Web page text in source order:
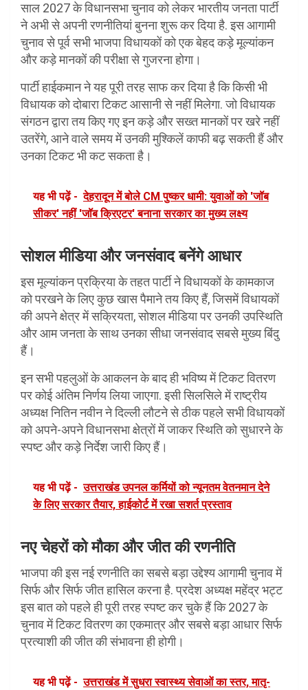
साल 2027 के विधानसभा चुनाव को लेकर भारतीय जनता पार्टी
ने अभी से अपनी रणनीतियां बुनना शुरू कर दिया है. इस आगामी
चुनाव से पूर्व सभी भाजपा विधायकों को एक बेहद कड़े मूल्यांकन
और कड़े मानकों की परीक्षा से गुजरना होगा।
पार्टी हाईकमान ने यह पूरी तरह साफ कर दिया है कि किसी भी
विधायक को दोबारा टिकट आसानी से नहीं मिलेगा. जो विधायक
संगठन द्वारा तय किए गए इन कड़े और सख्त मानकों पर खरे नहीं
उतरेंगे, आने वाले समय में उनकी मुश्किलें काफी बढ़ सकती हैं और
उनका टिकट भी कट सकता है।
यह भी पढ़ें - देहरादून में बोले CM पुष्कर धामी: युवाओं को 'जॉब
सीकर' नहीं 'जॉब क्रिएटर' बनाना सरकार का मुख्य लक्ष्य
सोशल मीडिया और जनसंवाद बनेंगे आधार
इस मूल्यांकन प्रक्रिया के तहत पार्टी ने विधायकों के कामकाज
को परखने के लिए कुछ खास पैमाने तय किए हैं, जिसमें विधायकों
की अपने क्षेत्र में सक्रियता, सोशल मीडिया पर उनकी उपस्थिति
और आम जनता के साथ उनका सीधा जनसंवाद सबसे मुख्य बिंदु
हैं।
इन सभी पहलुओं के आकलन के बाद ही भविष्य में टिकट वितरण
पर कोई अंतिम निर्णय लिया जाएगा. इसी सिलसिले में राष्ट्रीय
अध्यक्ष नितिन नवीन ने दिल्ली लौटने से ठीक पहले सभी विधायकों
को अपने-अपने विधानसभा क्षेत्रों में जाकर स्थिति को सुधारने के
स्पष्ट और कड़े निर्देश जारी किए हैं।
यह भी पढ़ें - उत्तराखंड उपनल कर्मियों को न्यूनतम वेतनमान देने
के लिए सरकार तैयार, हाईकोर्ट में रखा सशर्त प्रस्ताव
नए चेहरों को मौका और जीत की रणनीति
भाजपा की इस नई रणनीति का सबसे बड़ा उद्देश्य आगामी चुनाव में
सिर्फ और सिर्फ जीत हासिल करना है. प्रदेश अध्यक्ष महेंद्र भट्ट
इस बात को पहले ही पूरी तरह स्पष्ट कर चुके हैं कि 2027 के
चुनाव में टिकट वितरण का एकमात्र और सबसे बड़ा आधार सिर्फ
प्रत्याशी की जीत की संभावना ही होगी।
यह भी पढ़ें - उत्तराखंड में सुधरा स्वास्थ्य सेवाओं का स्तर, मातृ-